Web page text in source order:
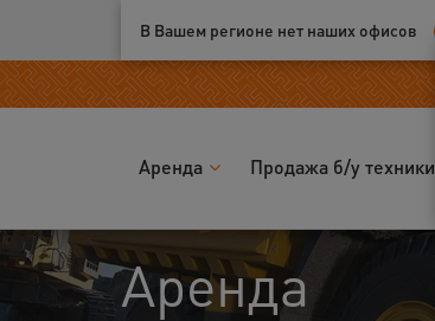
Ваш город:Москва
В Вашем регионе нет наших офисов
Аренда Продажа б/у техники
Аренда